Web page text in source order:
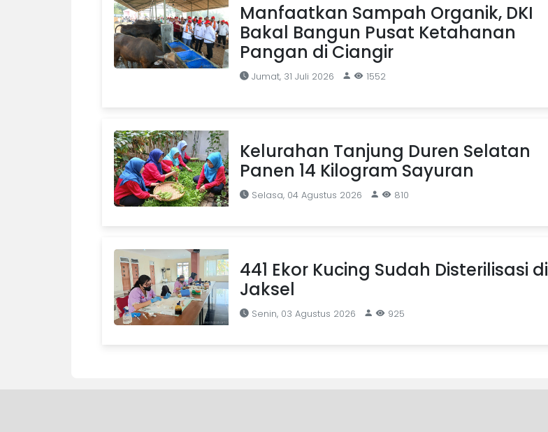
Manfaatkan Sampah Organik, DKI
Bakal Bangun Pusat Ketahanan
Pangan di Ciangir
Jumat, 31 Juli 2026 1552
Kelurahan Tanjung Duren Selatan
Panen 14 Kilogram Sayuran
Selasa, 04 Agustus 2026 810
441 Ekor Kucing Sudah Disterilisasi di
Jaksel
Senin, 03 Agustus 2026 925